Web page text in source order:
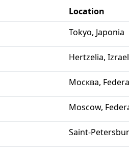
Location
Tokyo, Japonia
Hertzelia, Izrael
Москва,
Moscow,
Saint-